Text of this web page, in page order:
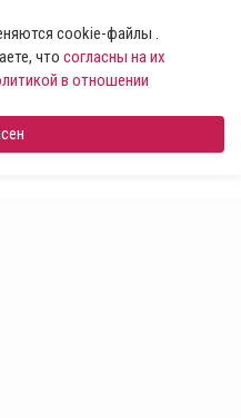
cookie-файлы .
что согласны на их
в отношении